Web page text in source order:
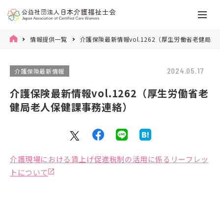
情報提供一覧 介護保険最新情報vol.1262（厚生労働省老健局老
介護保険最新情報 2024.05.17
介護保険最新情報vol.1262（厚生労働省老
健局老人保健課事務連絡）
介護現場における賃上げ促進税制の活用に係るリーフレッ
トについて